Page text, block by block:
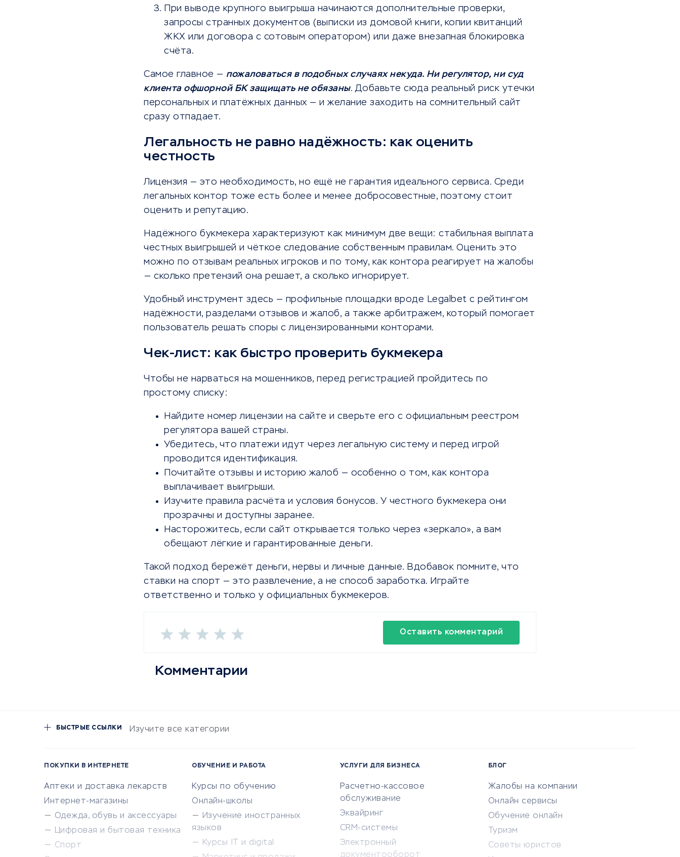
При выводе крупного выигрыша начинаются дополнительные проверки,
запросы странных документов (выписки из домовой книги, копии квитанций
ЖКХ или договора с сотовым оператором) или даже внезапная блокировка
счёта.
Самое главное — пожаловаться в подобных случаях некуда. Ни регулятор, ни суд
клиента офшорной БК защищать не обязаны. Добавьте сюда реальный риск утечки
персональных и платёжных данных — и желание заходить на сомнительный сайт
сразу отпадает.
Легальность не равно надёжность: как оценить
честность
Лицензия — это необходимость, но ещё не гарантия идеального сервиса. Среди
легальных контор тоже есть более и менее добросовестные, поэтому стоит
оценить и репутацию.
Надёжного букмекера характеризуют как минимум две вещи: стабильная выплата
честных выигрышей и чёткое следование собственным правилам. Оценить это
можно по отзывам реальных игроков и по тому, как контора реагирует на жалобы
— сколько претензий она решает, а сколько игнорирует.
Удобный инструмент здесь — профильные площадки вроде Legalbet с рейтингом
надёжности, разделами отзывов и жалоб, а также арбитражем, который помогает
пользователь решать споры с лицензированными конторами.
Чек-лист: как быстро проверить букмекера
Чтобы не нарваться на мошенников, перед регистрацией пройдитесь по
простому списку:
Найдите номер лицензии на сайте и сверьте его с официальным реестром
регулятора вашей страны.
Убедитесь, что платежи идут через легальную систему и перед игрой
проводится идентификация.
Почитайте отзывы и историю жалоб — особенно о том, как контора
выплачивает выигрыши.
Изучите правила расчёта и условия бонусов. У честного букмекера они
прозрачны и доступны заранее.
Насторожитесь, если сайт открывается только через «зеркало», а вам
обещают лёгкие и гарантированные деньги.
Такой подход бережёт деньги, нервы и личные данные. Вдобавок помните, что
ставки на спорт — это развлечение, а не способ заработка. Играйте
ответственно и только у официальных букмекеров.
Оставить комментарий
Комментарии
БЫСТРЫЕ ССЫЛКИ Изучите все категории
ПОКУПКИ В ИНТЕРНЕТЕ
Аптеки и доставка лекарств
Интернет-магазины
Одежда, обувь и аксессуары
Цифровая и бытовая техника
Спорт
ОБУЧЕНИЕ И РАБОТА
Курсы по обучению
Онлайн-школы
Изучение иностранных
языков
Курсы IT и digital
УСЛУГИ ДЛЯ БИЗНЕСА
Расчетно-кассовое
обслуживание
Эквайринг
CRM-системы
Электронный
документооборот
БЛОГ
Жалобы на компании
Онлайн сервисы
Обучение онлайн
Туризм
Советы юристов